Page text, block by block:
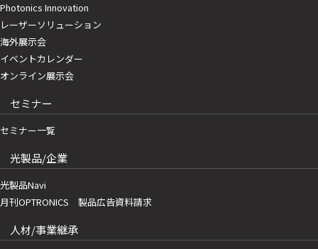
Photonics Innovation
レーザーソリューション
海外展示会
イベントカレンダー
オンライン展示会
セミナー
セミナー一覧
光製品/企業
光製品Navi
月刊OPTRONICS 製品広告資料請求
人材/事業継承